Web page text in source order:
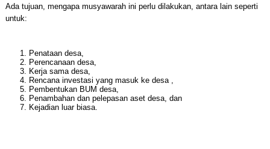
Ada tujuan, mengapa musyawarah ini perlu dilakukan, antara lain seperti
untuk:
Penataan desa,
Perencanaan desa,
Kerja sama desa,
Rencana investasi yang masuk ke desa ,
Pembentukan BUM desa,
Penambahan dan pelepasan aset desa, dan
Kejadian luar biasa.